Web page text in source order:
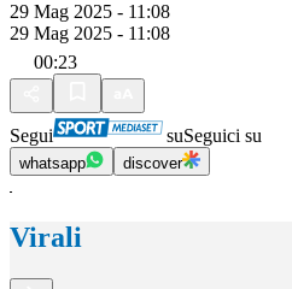
29 Mag 2025 - 11:08
29 Mag 2025 - 11:08
00:23
Segui suSeguici su
whatsapp discover
Virali